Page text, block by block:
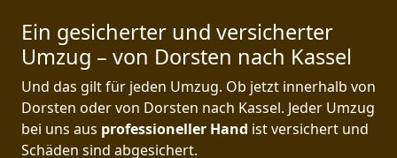
Ein gesicherter und versicherter
Umzug – von Dorsten nach Kassel
Und das gilt für jeden Umzug. Ob jetzt innerhalb von
Dorsten oder von Dorsten nach Kassel. Jeder Umzug
bei uns aus professioneller Hand ist versichert und
Schäden sind abgesichert.